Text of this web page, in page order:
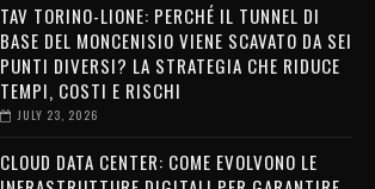
TAV TORINO-LIONE: PERCHÉ IL TUNNEL DI
BASE DEL MONCENISIO VIENE SCAVATO DA SEI
PUNTI DIVERSI? LA STRATEGIA CHE RIDUCE
TEMPI, COSTI E RISCHI
JULY 23, 2026
CLOUD DATA CENTER: COME EVOLVONO LE